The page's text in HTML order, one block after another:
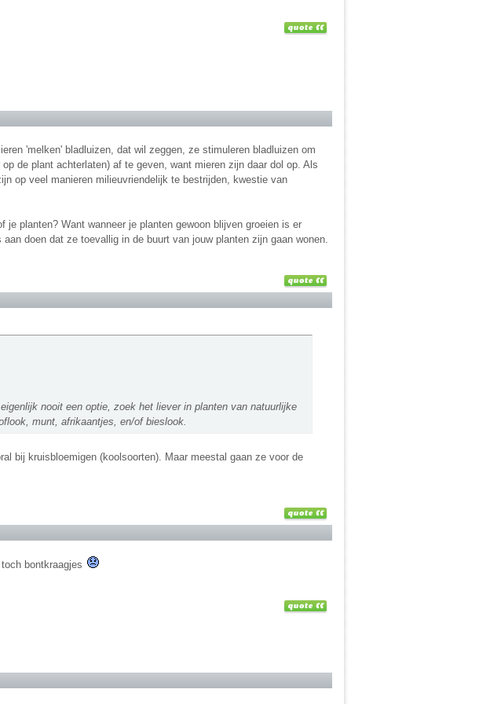
'melken' bladluizen, dat wil zeggen, ze stimuleren bladluizen om
de plant achterlaten) af te geven, want mieren zijn daar dol op. Als
op veel manieren milieuvriendelijk te bestrijden, kwestie van
planten? Want wanneer je planten gewoon blijven groeien is er
doen dat ze toevallig in de buurt van jouw planten zijn gaan wonen.
nooit een optie, zoek het liever in planten van natuurlijke
munt, afrikaantjes, en/of bieslook.
bij kruisbloemigen (koolsoorten). Maar meestal gaan ze voor de
bontkraagjes